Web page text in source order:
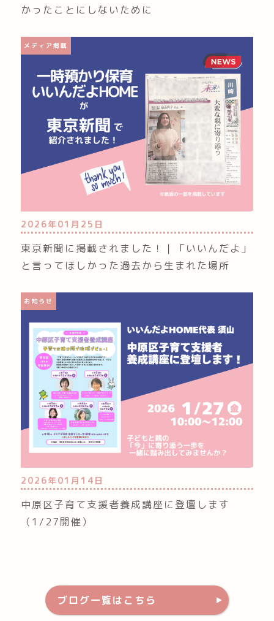
かったことにしないために
メディア掲載
2026年01月25日
東京新聞に掲載されました！｜「いいんだよ」
と言ってほしかった過去から生まれた場所
お知らせ
2026年01月14日
中原区子育て支援者養成講座に登壇します
（1/27開催）
ブログ一覧はこちら